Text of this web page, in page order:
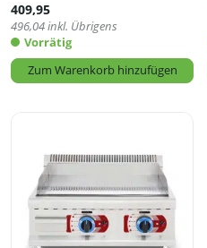
409,95
496,04inkl. Übrigens
Vorrätig
Zum Warenkorb hinzufügen